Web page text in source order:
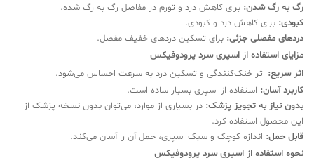
رگ به رگ شدن: برای کاهش درد و تورم در مفاصل رگ به رگ شده.
کبودی: برای کاهش درد و کبودی.
دردهای مفصلی جزئی: برای تسکین دردهای خفیف مفصل.
مزایای استفاده از اسپری سرد پرودوفیکس
اثر سریع: اثر خنک‌کنندگی و تسکین درد به سرعت احساس می‌شود.
کاربرد آسان: استفاده از اسپری بسیار ساده است.
بدون نیاز به تجویز پزشک: در بسیاری از موارد، می‌توان بدون نسخه پزشک از
این محصول استفاده کرد.
قابل حمل: اندازه کوچک و سبک اسپری، حمل آن را آسان می‌کند.
نحوه استفاده از اسپری سرد پرودوفیکس